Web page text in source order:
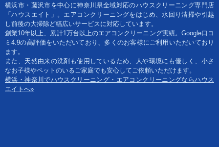
横浜市・藤沢市を中心に神奈川県全域対応のハウスクリーニング専門店
「ハウスエイト」。エアコンクリーニングをはじめ、水回り清掃や引越
し前後の大掃除ど幅広いサービスに対応しています。
創業10年以上、累計1万台以上のエアコンクリーニング実績。Google口コ
ミ4.9の高評価をいただいており、多くのお客様にご利用いただいており
ます。
また、天然由来の洗剤も使用しているため、人や環境にも優しく、小さ
なお子様やペットのいるご家庭でも安心してご依頼いただけます。
横浜・神奈川でハウスクリーニング・エアコンクリーニングならハウス
エイトへ»